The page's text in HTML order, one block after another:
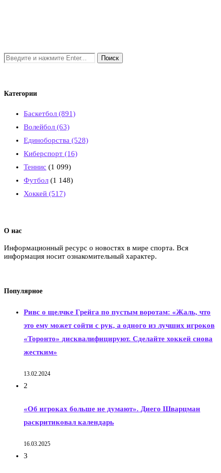
Категории
Баскетбол (891)
Волейбол (63)
Единоборства (528)
Киберспорт (16)
Теннис (1 099)
Футбол (1 148)
Хоккей (517)
О нас
Информационный ресурс о новостях в мире спорта. Вся
информация носит ознакомительный характер.
Популярное
Ривс о щелчке Грейга по пустым воротам: «Жаль, что
это ему может сойти с рук, а одного из лучших игроков
«Торонто» дисквалифицируют. Сделайте хоккей снова
жестким»
13.02.2024
2
«Об игроках больше не думают». Диего Шварцман
раскритиковал календарь
16.03.2025
3